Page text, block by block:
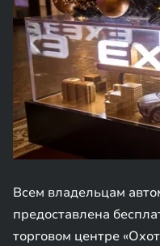
Всем владельцам
предоставлена
торговом центре